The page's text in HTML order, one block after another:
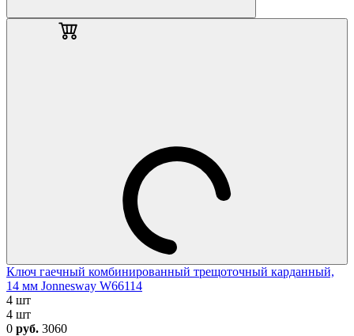
Ключ гаечный комбинированный трещоточный карданный,
14 мм Jonnesway W66114
4 шт
4 шт
0 руб. 3060